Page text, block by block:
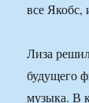
все Якобс,
Лиза
будущего
музыка. В